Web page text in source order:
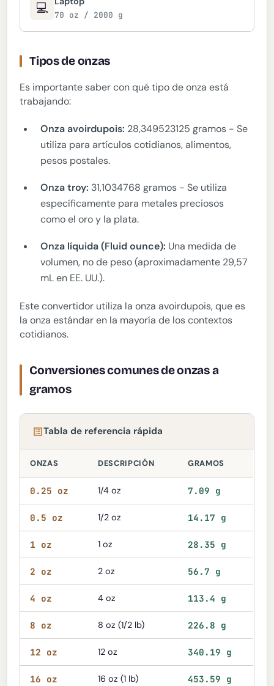
💻 70 oz / 2000 g
Tipos de onzas
Es importante saber con qué tipo de onza está
trabajando:
Onza avoirdupois: 28,349523125 gramos - Se
utiliza para artículos cotidianos, alimentos,
pesos postales.
Onza troy: 31,1034768 gramos - Se utiliza
específicamente para metales preciosos
como el oro y la plata.
Onza líquida (Fluid ounce): Una medida de
volumen, no de peso (aproximadamente 29,57
mL en EE. UU.).
Este convertidor utiliza la onza avoirdupois, que es
la onza estándar en la mayoría de los contextos
cotidianos.
Conversiones comunes de onzas a
gramos
Tabla de referencia rápida
ONZAS DESCRIPCIÓN GRAMOS
0.25 oz 1/4 oz 7.09 g
0.5 oz 1/2 oz 14.17 g
1 oz 1 oz 28.35 g
2 oz 2 oz 56.7 g
4 oz 4 oz 113.4 g
8 oz 8 oz (1/2 lb) 226.8 g
12 oz 12 oz 340.19 g
16 oz 16 oz (1 lb) 453.59 g